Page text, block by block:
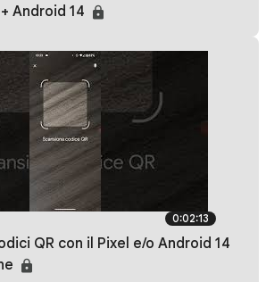
Android 14
0:02:13
QR con il Pixel e/o Android 14